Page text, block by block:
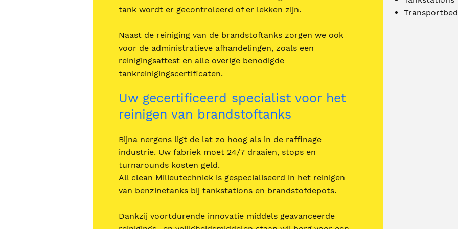
tank wordt er gecontroleerd of er lekken zijn.
Naast de reiniging van de brandstoftanks zorgen we ook
voor de administratieve afhandelingen, zoals een
reinigingsattest en alle overige benodigde
tankreinigingscertificaten.
Uw gecertificeerd specialist voor het
reinigen van brandstoftanks
Bijna nergens ligt de lat zo hoog als in de raffinage
industrie. Uw fabriek moet 24/7 draaien, stops en
turnarounds kosten geld.
All clean Milieutechniek is gespecialiseerd in het reinigen
van benzinetanks bij tankstations en brandstofdepots.
Dankzij voortdurende innovatie middels geavanceerde